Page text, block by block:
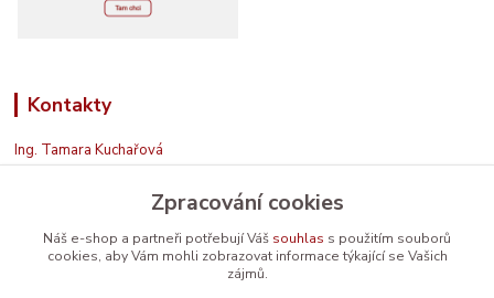
Kontakty
Ing. Tamara Kuchařová
+420 774 687 150
Jsem na příjmu. Když nemohu, zavolám zpět.
info@prodavamesrdcem.cz
Zpracování cookies
Náš e-shop a partneři potřebují Váš souhlas s použitím souborů
cookies, aby Vám mohli zobrazovat informace týkající se Vašich
zájmů.